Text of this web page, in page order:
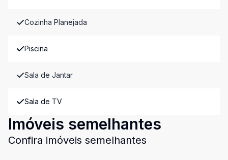
Cozinha Planejada
Piscina
Sala de Jantar
Sala de TV
Imóveis semelhantes
Confira imóveis semelhantes